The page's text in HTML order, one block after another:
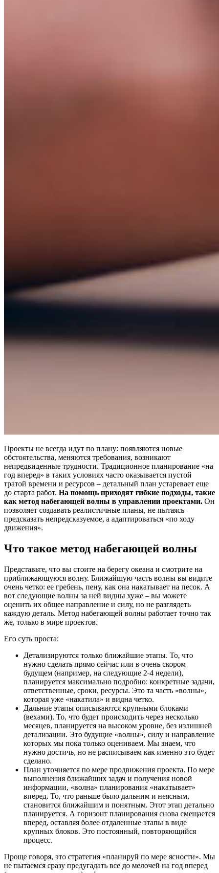
Проекты не всегда идут по плану: появляются новые
обстоятельства, меняются требования, возникают
непредвиденные трудности. Традиционное планирование «на
год вперед» в таких условиях часто оказывается пустой
тратой времени и ресурсов – детальный план устаревает еще
до старта работ. На помощь приходят гибкие подходы, такие
как метод набегающей волны в управлении проектами. Он
позволяет создавать реалистичные планы, не пытаясь
предсказать непредсказуемое, а адаптироваться «по ходу
движения».
Что такое метод набегающей волны
Представьте, что вы стоите на берегу океана и смотрите на
приближающуюся волну. Ближайшую часть волны вы видите
очень четко: ее гребень, пену, как она накатывает на песок. А
вот следующие волны за ней видны хуже – вы можете
оценить их общее направление и силу, но не разглядеть
каждую деталь. Метод набегающей волны работает точно так
же, только в мире проектов.
Его суть проста:
Детализируются только ближайшие этапы. То, что
нужно сделать прямо сейчас или в очень скором
будущем (например, на следующие 2-4 недели),
планируется максимально подробно: конкретные задачи,
ответственные, сроки, ресурсы. Это та часть «волны»,
которая уже «накатила» и видна четко.
Дальние этапы описываются крупными блоками
(вехами). То, что будет происходить через несколько
месяцев, планируется на высоком уровне, без излишней
детализации. Это будущие «волны», силу и направление
которых мы пока только оцениваем. Мы знаем, что
нужно достичь, но не расписываем как именно это будет
сделано.
План уточняется по мере продвижения проекта. По мере
выполнения ближайших задач и получения новой
информации, «волна» планирования «накатывает»
вперед. То, что раньше было дальним и неясным,
становится ближайшим и понятным. Этот этап детально
планируется. А горизонт планирования снова смещается
вперед, оставляя более отдаленные этапы в виде
крупных блоков. Это постоянный, повторяющийся
процесс.
Проще говоря, это стратегия «планируй по мере ясности». Мы
не пытаемся сразу предугадать все до мелочей на год вперед